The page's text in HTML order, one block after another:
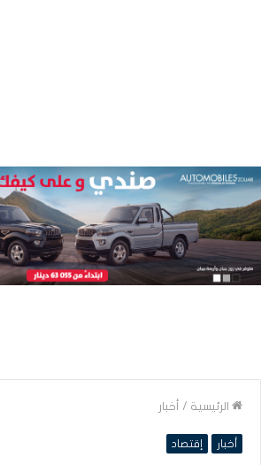
الرئيسية / أخبار
أخبار إقتصاد